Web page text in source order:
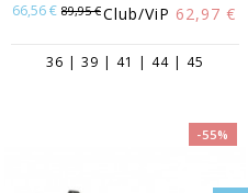
66,56 € 89,95 €Club/ViP 62,97 €
36 | 39 | 41 | 44 | 45
-55%